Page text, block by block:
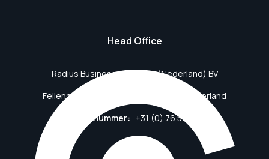
Head Office
Radius Business Solutions (Nederland) BV
Fellenoordstraat 94, 4811 TJ Breda, Nederland
Telefoonnummer: +31 (0) 76 561 44 73